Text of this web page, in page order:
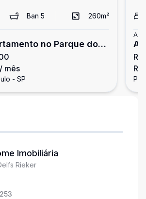
Ban5 260m²
no Parque do
/ mês
- SP
-
Imobiliária
Rieker